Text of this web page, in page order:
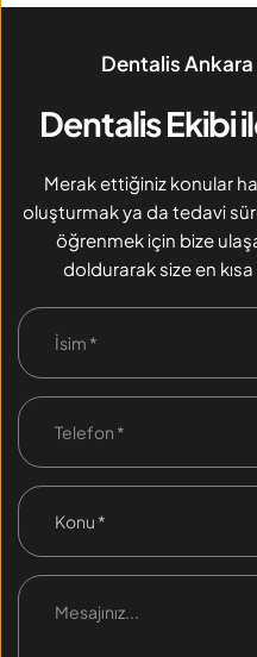
Dentalis Ankara
Dentalis Ekibi
Merak ettiğiniz konular
oluşturmak ya da tedavi
öğrenmek için bize
doldurarak size en
Konu *